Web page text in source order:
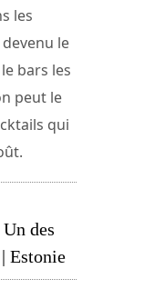
les
le
bars les
peut le
qui
des
Estonie